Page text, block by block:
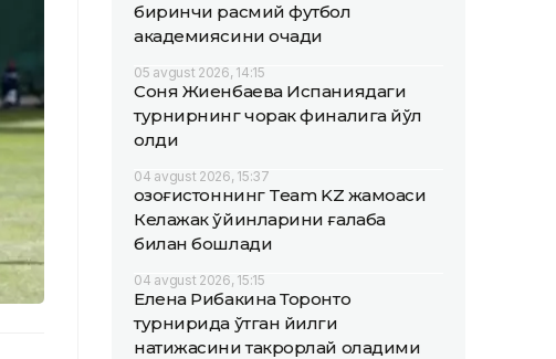
биринчи расмий футбол
академиясини очади
05 avgust 2026, 14:15
Соня Жиенбаева Испаниядаги
турнирнинг чорак финалига йўл
олди
04 avgust 2026, 15:37
Қозоғистоннинг Team KZ жамоаси
Келажак ўйинларини ғалаба
билан бошлади
04 avgust 2026, 15:15
Елена Рибакина Торонто
турнирида ўтган йилги
натижасини такрорлай оладими